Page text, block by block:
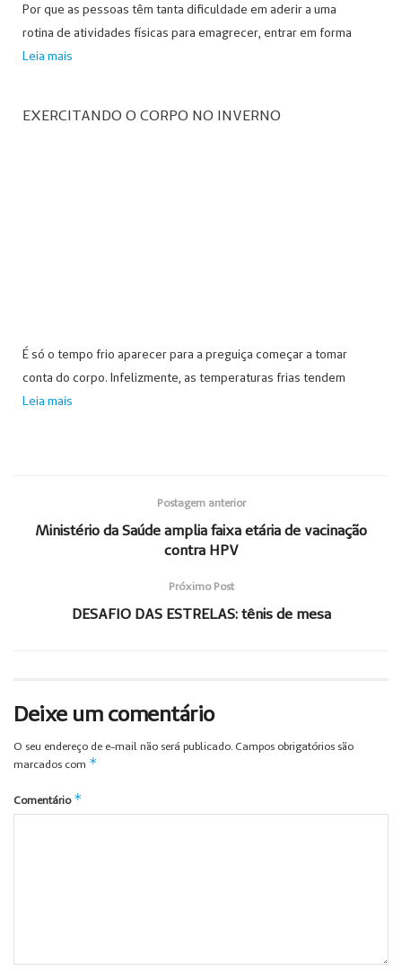
Por que as pessoas têm tanta dificuldade em aderir a uma
rotina de atividades físicas para emagrecer, entrar em forma
Leia mais
EXERCITANDO O CORPO NO INVERNO
É só o tempo frio aparecer para a preguiça começar a tomar
conta do corpo. Infelizmente, as temperaturas frias tendem
Leia mais
Postagem anterior
Ministério da Saúde amplia faixa etária de vacinação
contra HPV
Próximo Post
DESAFIO DAS ESTRELAS: tênis de mesa
Deixe um comentário
O seu endereço de e-mail não será publicado. Campos obrigatórios são
marcados com *
Comentário *